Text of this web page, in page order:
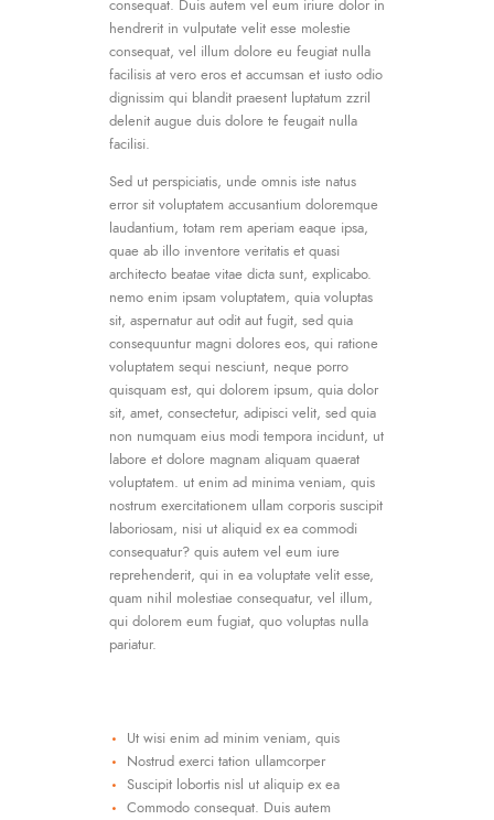
consequat. Duis autem vel eum iriure dolor in
hendrerit in vulputate velit esse molestie
consequat, vel illum dolore eu feugiat nulla
facilisis at vero eros et accumsan et iusto odio
dignissim qui blandit praesent luptatum zzril
delenit augue duis dolore te feugait nulla
facilisi.
Sed ut perspiciatis, unde omnis iste natus
error sit voluptatem accusantium doloremque
laudantium, totam rem aperiam eaque ipsa,
quae ab illo inventore veritatis et quasi
architecto beatae vitae dicta sunt, explicabo.
nemo enim ipsam voluptatem, quia voluptas
sit, aspernatur aut odit aut fugit, sed quia
consequuntur magni dolores eos, qui ratione
voluptatem sequi nesciunt, neque porro
quisquam est, qui dolorem ipsum, quia dolor
sit, amet, consectetur, adipisci velit, sed quia
non numquam eius modi tempora incidunt, ut
labore et dolore magnam aliquam quaerat
voluptatem. ut enim ad minima veniam, quis
nostrum exercitationem ullam corporis suscipit
laboriosam, nisi ut aliquid ex ea commodi
consequatur? quis autem vel eum iure
reprehenderit, qui in ea voluptate velit esse,
quam nihil molestiae consequatur, vel illum,
qui dolorem eum fugiat, quo voluptas nulla
pariatur.
Ut wisi enim ad minim veniam, quis
Nostrud exerci tation ullamcorper
Suscipit lobortis nisl ut aliquip ex ea
Commodo consequat. Duis autem